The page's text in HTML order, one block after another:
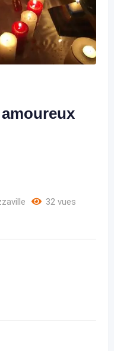
32 vues